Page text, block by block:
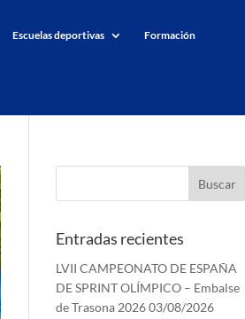
Escuelas deportivas Formación
Entradas recientes
LVII CAMPEONATO DE ESPAÑA
DE SPRINT OLÍMPICO – Embalse
de Trasona 202603/08/2026